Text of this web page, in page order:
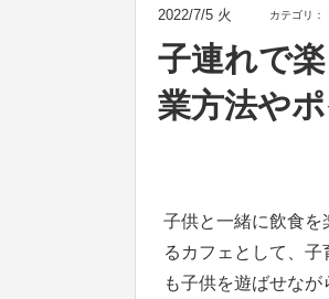
2022/7/5 火 カテゴリ：
子連れで
業方法や
子供と一緒に飲食を
るカフェとして、
も子供を遊ばせな